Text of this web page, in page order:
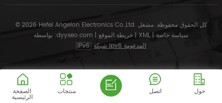
© 2026 Hefei Angelon Electronics Co.,Ltd. كل الحقوق محفوظة.مشغل
بواسطة :dyyseo.com | خريطة الموقع | XML | سياسة خاصة
IPv6
شبكة ipv6 المدعومة
الصفحة
الرئيسية
منتجات حول اتصل